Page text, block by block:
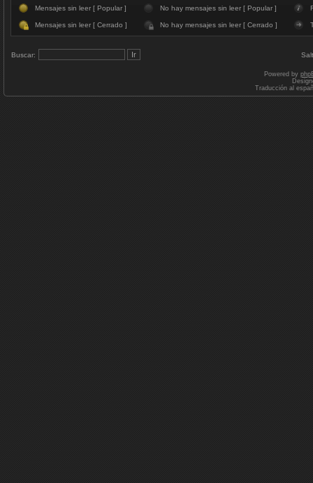
Mensajes sin leer [ Popular ] No hay mensajes sin leer [ Popular ]
Mensajes sin leer [ Cerrado ] No hay mensajes sin leer [ Cerrado ]
Buscar:
Powered by
Traducción al